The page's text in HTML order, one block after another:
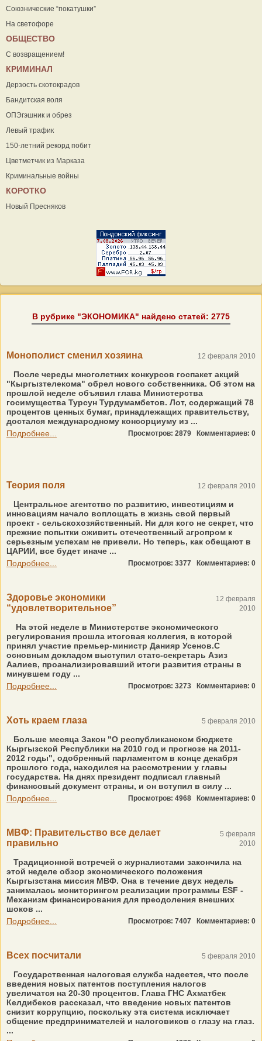
Союзнические “покатушки”
На светофоре
ОБЩЕСТВО
С возвращением!
КРИМИНАЛ
Дерзость скотокрадов
Бандитская воля
ОПЭгэшник и обрез
Левый трафик
150-летний рекорд побит
Цветметчик из Марказа
Криминальные войны
КОРОТКО
Новый Пресняков
В рубрике "ЭКОНОМИКА" найдено статей: 2775
Монополист сменил хозяина 12 февраля 2010
После череды многолетних конкурсов госпакет акций
"Кыргызтелекома" обрел нового собственника. Об этом на
прошлой неделе объявил глава Министерства
госимущества Турсун Турдумамбетов. Лот, содержащий 78
процентов ценных бумаг, принадлежащих правительству,
достался международному консорциуму из ...
Подробнее...
Просмотров: 2879 Комментариев: 0
Теория поля 12 февраля 2010
Центральное агентство по развитию, инвестициям и
инновациям начало воплощать в жизнь свой первый
проект - сельскохозяйственный. Ни для кого не секрет, что
прежние попытки оживить отечественный агропром к
серьезным успехам не привели. Но теперь, как обещают в
ЦАРИИ, все будет иначе ...
Подробнее...
Просмотров: 3377 Комментариев: 0
Здоровье экономики
“удовлетворительное”
12 февраля
2010
На этой неделе в Министерстве экономического
регулирования прошла итоговая коллегия, в которой
принял участие премьер-министр Данияр Усенов.С
основным докладом выступил статс-секретарь Азиз
Аалиев, проанализировавший итоги развития страны в
минувшем году ...
Подробнее...
Просмотров: 3273 Комментариев: 0
Хоть краем глаза 5 февраля 2010
Больше месяца Закон "О республиканском бюджете
Кыргызской Республики на 2010 год и прогнозе на 2011-
2012 годы", одобренный парламентом в конце декабря
прошлого года, находился на рассмотрении у главы
государства. На днях президент подписал главный
финансовый документ страны, и он вступил в силу ...
Подробнее...
Просмотров: 4968 Комментариев: 0
МВФ: Правительство все делает
правильно
5 февраля
2010
Традиционной встречей с журналистами закончила на
этой неделе обзор экономического положения
Кыргызстана миссия МВФ. Она в течение двух недель
занималась мониторингом реализации программы ESF -
Механизм финансирования для преодоления внешних
шоков ...
Подробнее...
Просмотров: 7407 Комментариев: 0
Всех посчитали 5 февраля 2010
Государственная налоговая служба надеется, что после
введения новых патентов поступления налогов
увеличатся на 20-30 процентов. Глава ГНС Ахматбек
Келдибеков рассказал, что введение новых патентов
снизит коррупцию, поскольку эта система исключает
общение предпринимателей и налоговиков с глазу на глаз.
...